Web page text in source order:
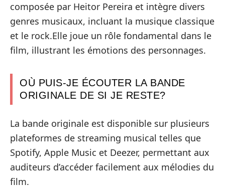
composée par Heitor Pereira et intègre divers
genres musicaux, incluant la musique classique
et le rock.Elle joue un rôle fondamental dans le
film, illustrant les émotions des personnages.
OÙ PUIS-JE ÉCOUTER LA BANDE
ORIGINALE DE SI JE RESTE?
La bande originale est disponible sur plusieurs
plateformes de streaming musical telles que
Spotify, Apple Music et Deezer, permettant aux
auditeurs d’accéder facilement aux mélodies du
film.